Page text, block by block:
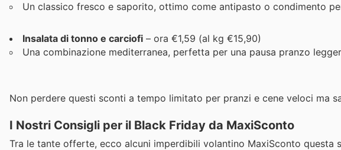
Un classico fresco e saporito, ottimo come antipasto o condimento
Insalata di tonno e carciofi – ora €1,59 (al kg €15,90)
Una combinazione mediterranea, perfetta per una pausa pranzo
Non perdere questi sconti a tempo limitato per pranzi e cene veloci ma
I Nostri Consigli per il Black Friday da MaxiSconto
Tra le tante offerte, ecco alcuni imperdibili volantino MaxiSconto questa